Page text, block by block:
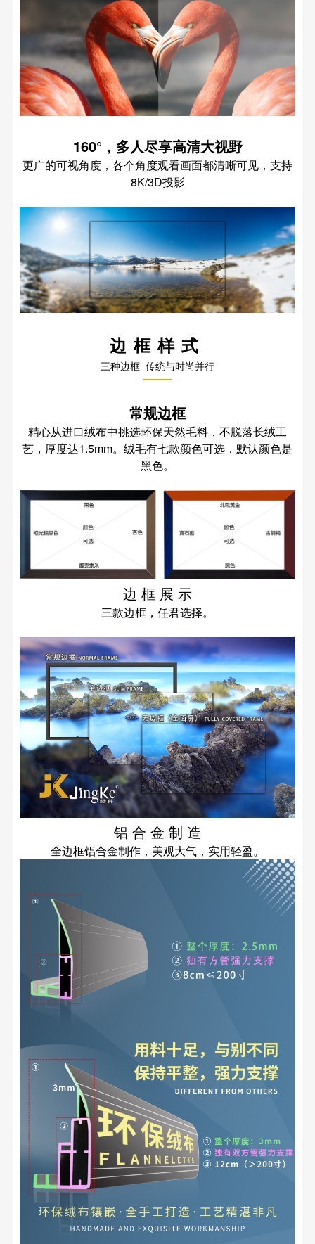
160°，多人尽享高清大视野
更广的可视角度，各个角度观看画面都清晰可见，支持
8K/3D投影
边框样式
三种边框 传统与时尚并行
常规边框
精心从进口绒布中挑选环保天然毛料，不脱落长绒工
艺，厚度达1.5mm。绒毛有七款颜色可选，默认颜色是
黑色。
边 框 展 示
三款边框，任君选择。
铝 合 金 制 造
全边框铝合金制作，美观大气，实用轻盈。